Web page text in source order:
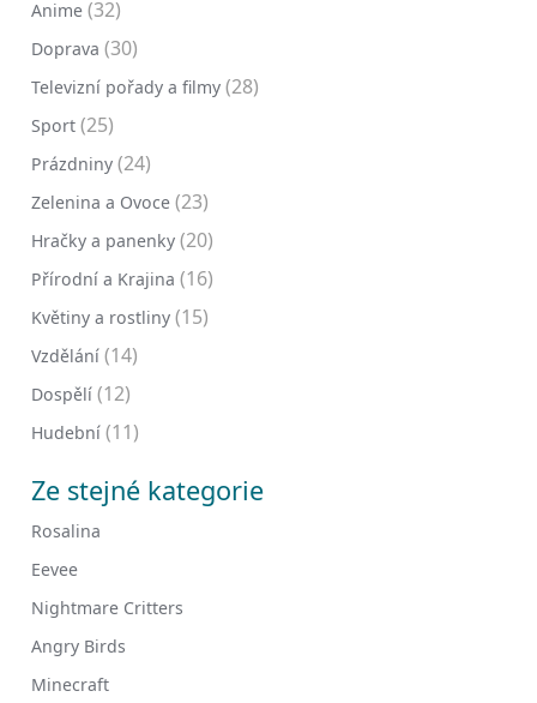
Anime (32)
Doprava (30)
Televizní pořady a filmy (28)
Sport (25)
Prázdniny (24)
Zelenina a Ovoce (23)
Hračky a panenky (20)
Přírodní a Krajina (16)
Květiny a rostliny (15)
Vzdělání (14)
Dospělí (12)
Hudební (11)
Ze stejné kategorie
Rosalina
Eevee
Nightmare Critters
Angry Birds
Minecraft